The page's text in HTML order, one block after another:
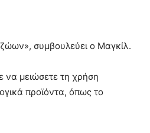
συμβουλεύει ο Μαγκίλ.
να μειώσετε τη χρήση
προϊόντα, όπως το